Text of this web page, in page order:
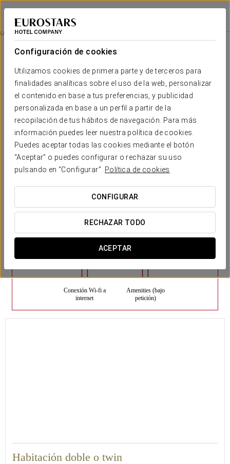
Configuración de cookies
Utilizamos cookies de primera parte y de terceros para
finalidades analíticas sobre el uso de la web, personalizar
el contenido en base a tus preferencias, y publicidad
personalizada en base a un perfil a partir de la
recopilación de tus hábitos de navegación. Para más
información puedes leer nuestra política de cookies.
Puedes aceptar todas las cookies mediante el botón
“Aceptar” o puedes configurar o rechazar su uso
pulsando en “Configurar”.
Política de cookies
CONFIGURAR
RECHAZAR TODO
ACEPTAR
Exe Tres Cantos
MADRID - TRES CANTOS
Habitaciones
Habitaciones
El confort y descanso que necesitas
En el Exe Tres Cantos las habitaciones van en línea con el espíritu
del hotel.Cómodas, acogedoras y con todos los servicios
esperas, se convertirán en el refugio ideal para tus días en la capital.
Para descansar o para continuar la jornada laboral, las estancias
cuentan con una amplia gama de servicios que se adecúa a
necesidades de cada huésped , permitiendo sacar el máximo partido
a tu visita a Tres Cantos.
Algunas habitaciones requieren bajar un tramo de escaleras para
Conexión Wi-fi a
internet
Amenities (bajo
petición)
Habitación doble o twin